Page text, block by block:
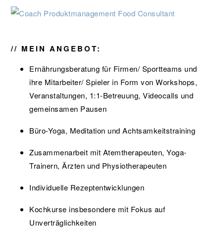
// MEIN ANGEBOT:
Ernährungsberatung für Firmen/ Sportteams und
ihre Mitarbeiter/ Spieler in Form von Workshops,
Veranstaltungen, 1:1-Betreuung, Videocalls und
gemeinsamen Pausen
Büro-Yoga, Meditation und Achtsamkeitstraining
Zusammenarbeit mit Atemtherapeuten, Yoga-
Trainern, Ärzten und Physiotherapeuten
Individuelle Rezeptentwicklungen
Kochkurse insbesondere mit Fokus auf
Unverträglichkeiten